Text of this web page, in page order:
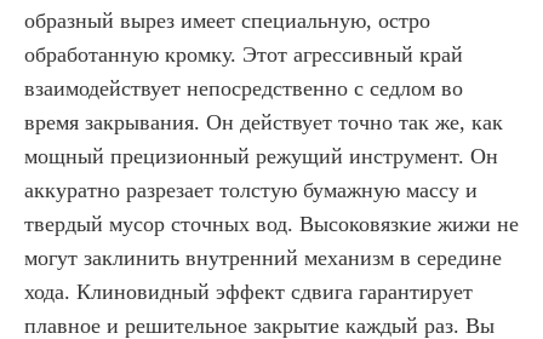
образный вырез имеет специальную, остро
обработанную кромку. Этот агрессивный край
взаимодействует непосредственно с седлом во
время закрывания. Он действует точно так же, как
мощный прецизионный режущий инструмент. Он
аккуратно разрезает толстую бумажную массу и
твердый мусор сточных вод. Высоковязкие жижи не
могут заклинить внутренний механизм в середине
хода. Клиновидный эффект сдвига гарантирует
плавное и решительное закрытие каждый раз. Вы